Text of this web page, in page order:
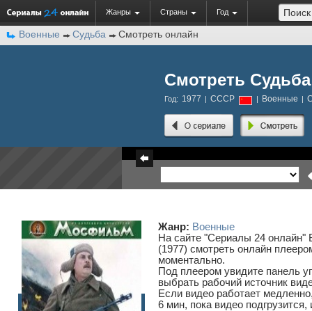
Военные Судьба Смотреть онлайн
Жанры Страны Год
Смотреть Судьба
Год: 1977 | СССР | Военные |
Жанр: Военные
На сайте "Сериалы 24
(1977) смотреть онлайн
моментально.
Под плеером увидите панель
выбрать рабочий источник
Если видео работает
6 мин, пока видео